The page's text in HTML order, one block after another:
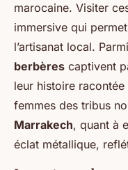
marocaine. Visiter
immersive qui
l’artisanat local.
berbères captivent
leur histoire
femmes des tribus
Marrakech, quant à
éclat métallique,